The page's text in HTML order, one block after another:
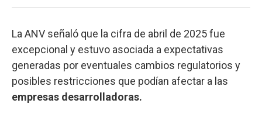
La ANV señaló que la cifra de abril de 2025 fue
excepcional y estuvo asociada a expectativas
generadas por eventuales cambios regulatorios y
posibles restricciones que podían afectar a las
empresas desarrolladoras.